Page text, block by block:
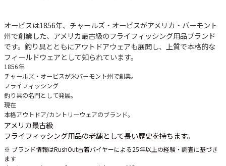
オービスは1856年、チャールズ・オービスがアメリカ・バーモント
州で創業した、アメリカ最古級のフライフィッシング用品ブランド
です。釣り具とともにアウトドアウェアも展開し、上質で本格的な
フィールドウェアとして知られています。
1856年
チャールズ・オービスが米バーモント州で創業。
フライフィッシング
釣り具の名門として発展。
現在
本格アウトドア/カントリーウェアのブランド。
アメリカ最古級
フライフィッシング用品の老舗として長い歴史を持ちます。
※ ブランド情報はRushOut古着バイヤーによる25年以上の経験・調査に基づき
ます